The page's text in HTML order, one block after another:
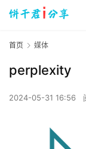
首页 媒体
perplexity
2024-05-31 16:56